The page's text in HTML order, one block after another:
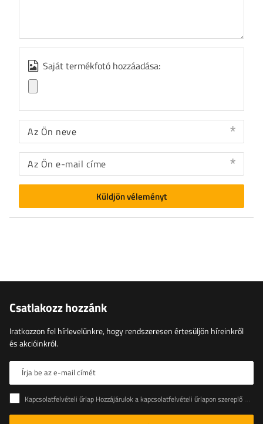
Saját termékfotó hozzáadása:
Az Ön neve
Az Ön e-mail címe
Küldjön véleményt
Csatlakozz hozzánk
Iratkozzon fel hírlevelünkre, hogy rendszeresen értesüljön híreinkről
és akcióinkról.
Írja be az e-mail címét
Kapcsolatfelvételi űrlap Hozzájárulok a kapcsolatfelvételi űrlapon szereplő személyes adataimnak az Európai Parlament és a Tanács (EU) rendeletével összhangban történő kezeléséhez